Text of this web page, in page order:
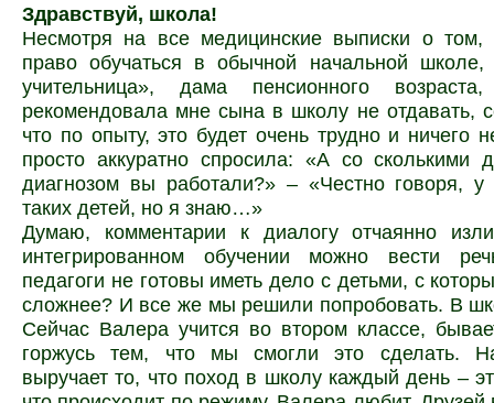
Здравствуй, школа!
Несмотря на все медицинские выписки о
право обучаться в обычной начальной
учительница», дама пенсионного возраста,
рекомендовала мне сына в школу не отдавать,
что по опыту, это будет очень трудно и ничего
просто аккуратно спросила: «А со сколькими
диагнозом вы работали?» – «Честно говоря,
таких детей, но я знаю…»
Думаю, комментарии к диалогу отчаянно
интегрированном обучении можно вести
педагоги не готовы иметь дело с детьми, с
сложнее? И все же мы решили попробовать. В
Сейчас Валера учится во втором классе,
горжусь тем, что мы смогли это сделать.
выручает то, что поход в школу каждый день –